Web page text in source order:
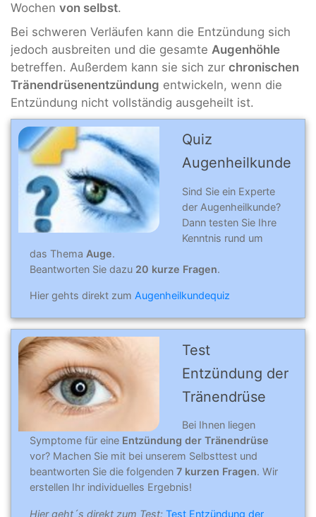
Wochen von selbst.
Bei schweren Verläufen kann die Entzündung sich
jedoch ausbreiten und die gesamte Augenhöhle
betreffen. Außerdem kann sie sich zur chronischen
Tränendrüsenentzündung entwickeln, wenn die
Entzündung nicht vollständig ausgeheilt ist.
Quiz
Augenheilkunde
Sind Sie ein Experte
der Augenheilkunde?
Dann testen Sie Ihre
Kenntnis rund um
das Thema Auge.
Beantworten Sie dazu 20 kurze Fragen.
Hier gehts direkt zum Augenheilkundequiz
Test
Entzündung der
Tränendrüse
Bei Ihnen liegen
Symptome für eine Entzündung der Tränendrüse
vor? Machen Sie mit bei unserem Selbsttest und
beantworten Sie die folgenden 7 kurzen Fragen. Wir
erstellen Ihr individuelles Ergebnis!
Hier geht´s direkt zum Test: Test Entzündung der